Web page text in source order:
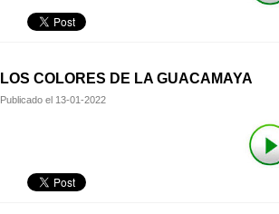
LOS COLORES DE LA GUACAMAYA
Publicado el 13-01-2022